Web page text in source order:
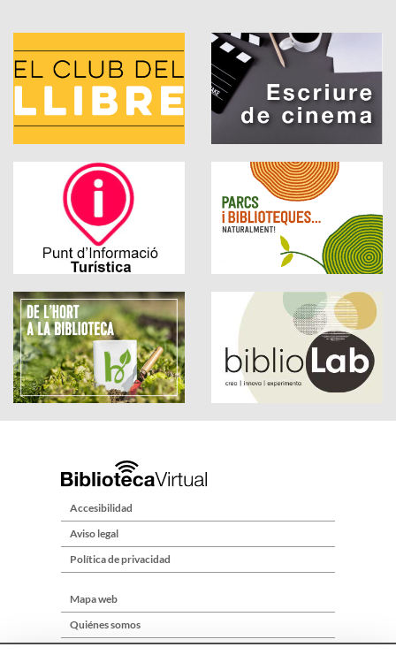
Accesibilidad
Aviso legal
Política de privacidad
Mapa web
Quiénes somos